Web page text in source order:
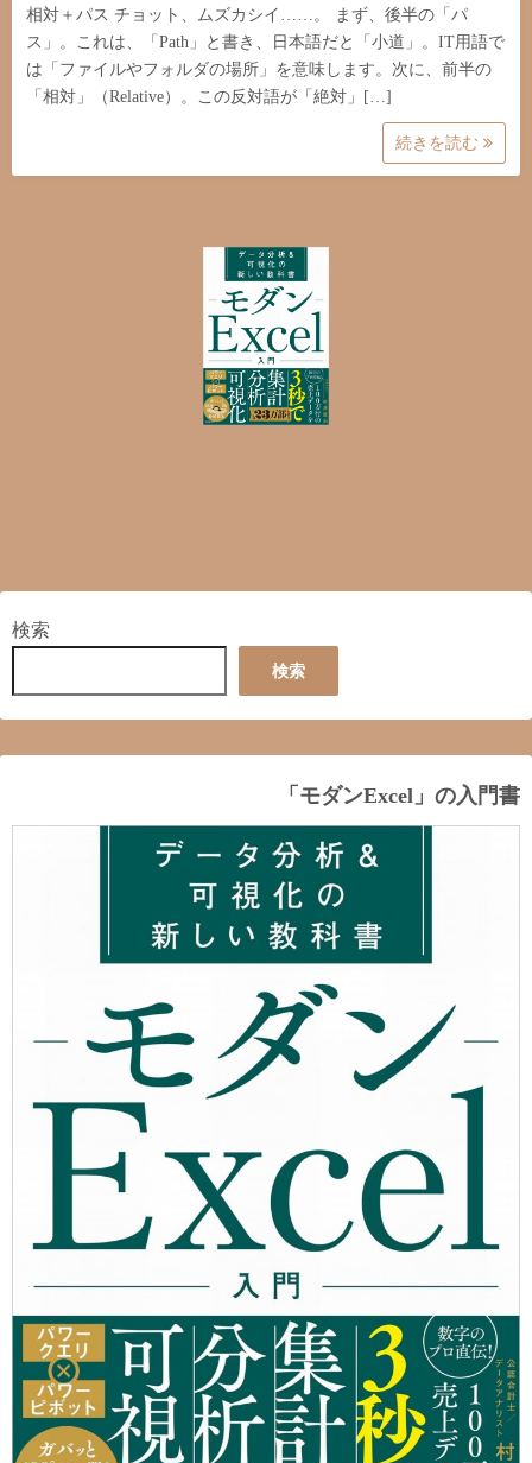
相対＋パス チョット、ムズカシイ……。 まず、後半の「パ
ス」。これは、「Path」と書き、日本語だと「小道」。IT用語で
は「ファイルやフォルダの場所」を意味します。次に、前半の
「相対」（Relative）。この反対語が「絶対」[…]
続きを読む
検索
検索
「モダンExcel」の入門書